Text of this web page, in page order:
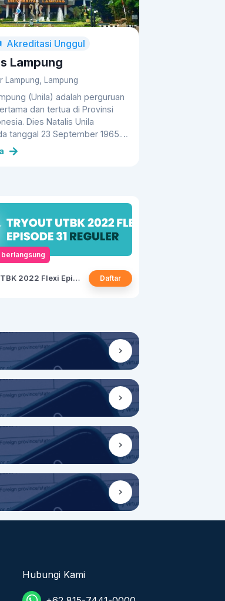
Akreditasi Unggul
Lampung
Lampung, Lampung
(Unila) adalah perguruan
dan tertua di Provinsi
Dies Natalis Unila
tanggal 23 September 1965.
dan harapan
memiliki perguruan tinggi di
Saat ini, Unila memiliki 1
dan 8 fakultas yang
program studi untuk tingkat
magister, doktor, dan profesi.
berlangsung
Tryout UTBK 2022 Flexi Episode 31 Daftar
Hubungi Kami